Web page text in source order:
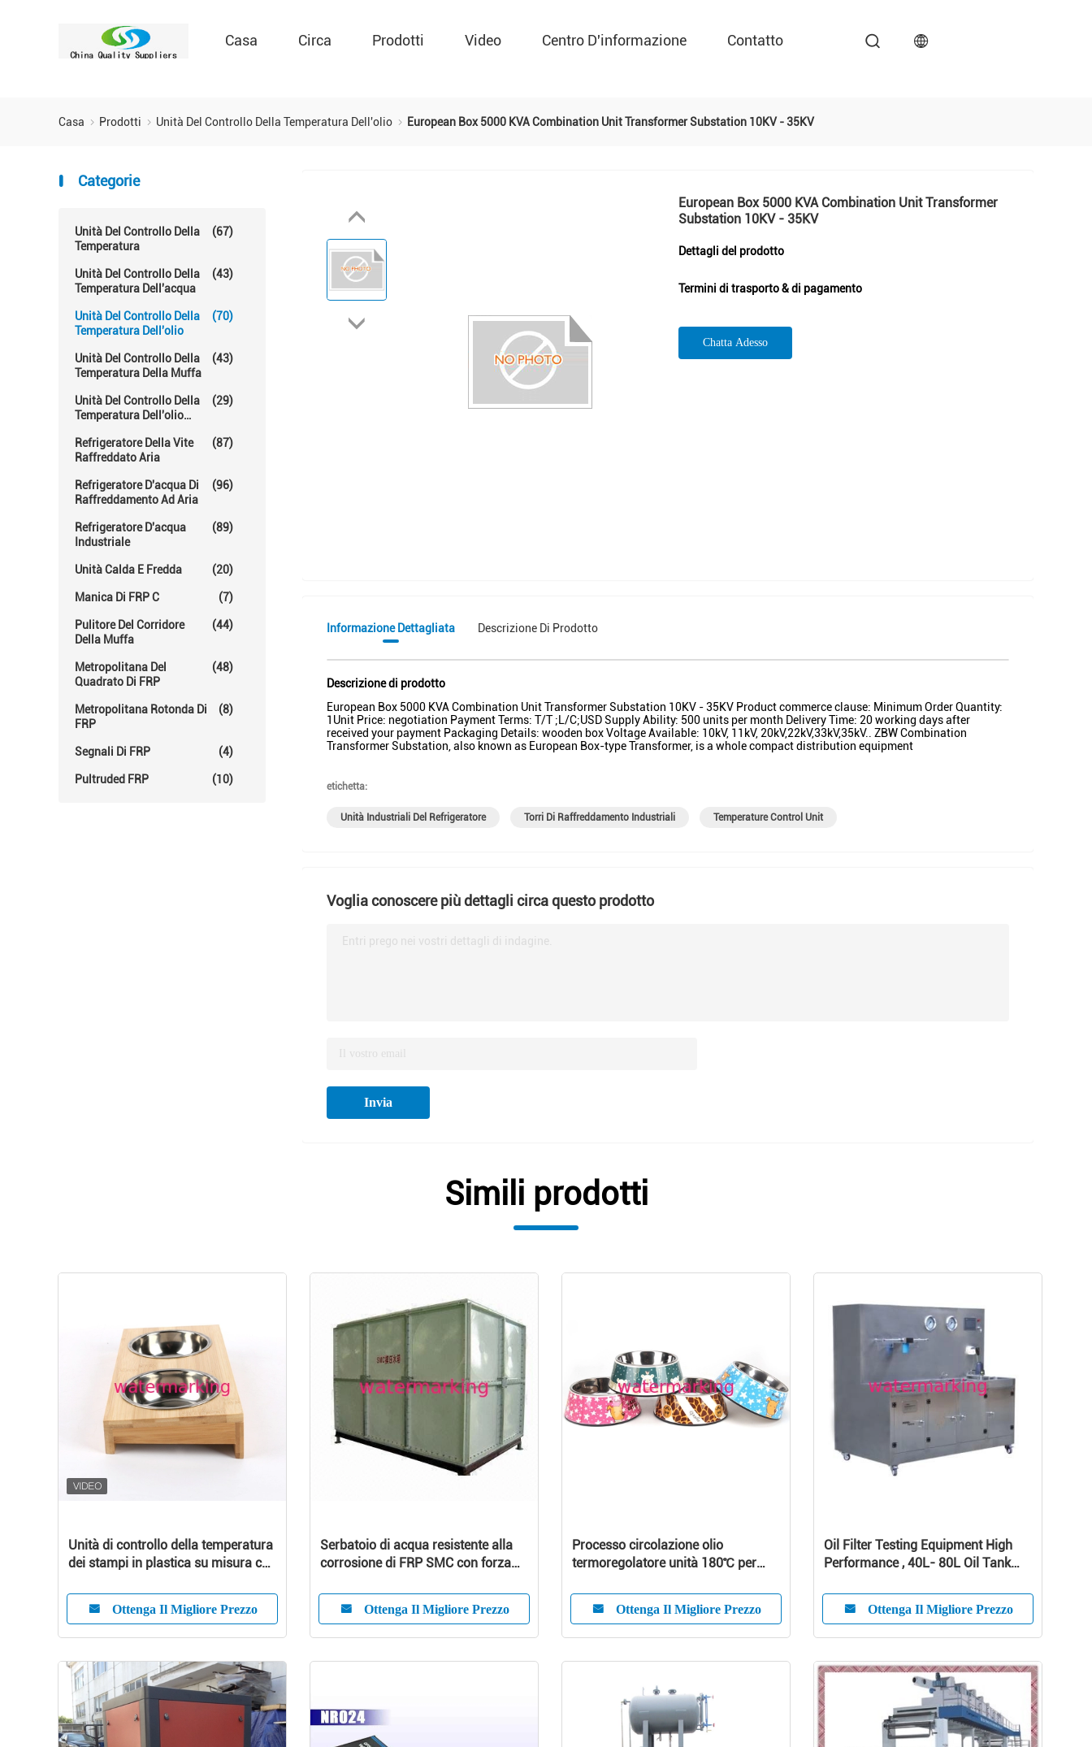
Casa Circa Prodotti Video Centro D'informazione Contatto
Casa Prodotti Unità Del Controllo Della Temperatura Dell'olio European Box 5000 KVA Combination Unit Transformer Substation 10KV - 35KV
Categorie
Unità Del Controllo Della
Temperatura
(67)
Unità Del Controllo Della
Temperatura Dell'acqua
(43)
Unità Del Controllo Della
Temperatura Dell'olio
(70)
Unità Del Controllo Della
Temperatura Della Muffa
(43)
Unità Del Controllo Della
Temperatura Dell'olio
(29)
Refrigeratore Della Vite
Raffreddato Aria
(87)
Refrigeratore D'acqua Di
Raffreddamento Ad Aria
(96)
Refrigeratore D'acqua
Industriale
(89)
Unità Calda E Fredda (20)
Manica Di FRP C (7)
Pulitore Del Corridore
Della Muffa
(44)
Metropolitana Del
Quadrato Di FRP
(48)
Metropolitana Rotonda Di
FRP
(8)
Segnali Di FRP (4)
Pultruded FRP (10)
European Box 5000 KVA Combination Unit Transformer
Substation 10KV - 35KV
Dettagli del prodotto
Termini di trasporto & di pagamento
Chatta Adesso
Informazione Dettagliata Descrizione Di Prodotto
Descrizione di prodotto
European Box 5000 KVA Combination Unit Transformer Substation 10KV - 35KV Product commerce clause: Minimum Order Quantity:
1Unit Price: negotiation Payment Terms: T/T ;L/C;USD Supply Ability: 500 units per month Delivery Time: 20 working days after
received your payment Packaging Details: wooden box Voltage Available: 10kV, 11kV, 20kV,22kV,33kV,35kV.. ZBW Combination
Transformer Substation, also known as European Box-type Transformer, is a whole compact distribution equipment
etichetta:
Unità Industriali Del Refrigeratore Torri Di Raffreddamento Industriali Temperature Control Unit
Voglia conoscere più dettagli circa questo prodotto
Entri prego nei vostri dettagli di indagine.
Invia
Simili prodotti
Unità di controllo della temperatura
dei stampi in plastica su misura con
Ottenga Il Migliore Prezzo
Serbatoio di acqua resistente alla
corrosione di FRP SMC con forza
Ottenga Il Migliore Prezzo
Processo circolazione olio
termoregolatore unità 180℃ per
Ottenga Il Migliore Prezzo
Oil Filter Testing Equipment High
Performance , 40L- 80L Oil Tank
Ottenga Il Migliore Prezzo